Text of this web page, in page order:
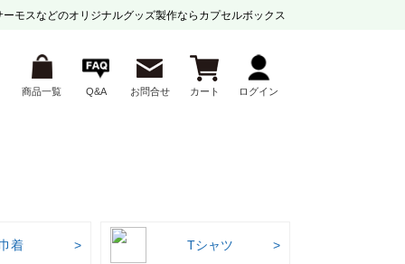
ーモスなどのオリジナルグッズ製作ならカプセルボックス
商品一覧 Q&A お問合せ カート ログイン
巾着 Tシャツ